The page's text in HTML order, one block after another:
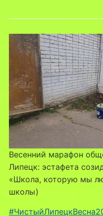
Весенний марафон
Липецк: эстафета
«Школа, которую мы
школы)